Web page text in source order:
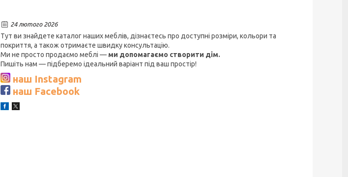
24 лютого 2026
​​​​​Тут ви знайдете каталог наших меблів, дізнаєтесь про доступні розміри, кольори та
покриття, а також отримаєте швидку консультацію.
Ми не просто продаємо меблі — ми допомагаємо створити дім.
Пишіть нам — підберемо ідеальний варіант під ваш простір!
наш Instagram
наш Facebook